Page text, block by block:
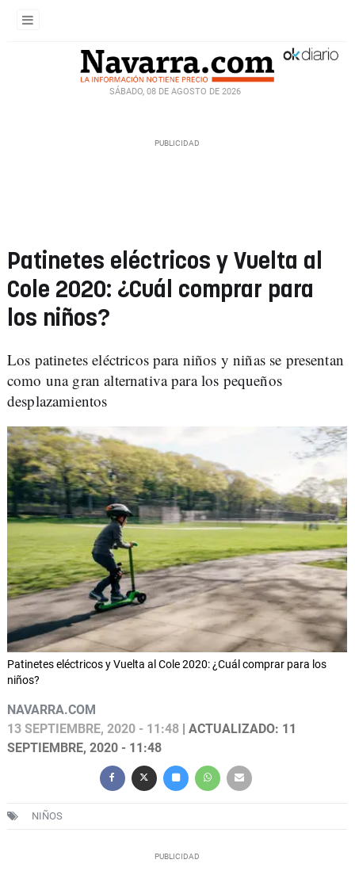
SÁBADO, 08 DE AGOSTO DE 2026
Patinetes eléctricos y Vuelta al
Cole 2020: ¿Cuál comprar para
los niños?
Los patinetes eléctricos para niños y niñas se presentan
como una gran alternativa para los pequeños
desplazamientos
Patinetes eléctricos y Vuelta al Cole 2020: ¿Cuál comprar para los
niños?
NAVARRA.COM
13 SEPTIEMBRE, 2020 - 11:48 | ACTUALIZADO: 11
SEPTIEMBRE, 2020 - 11:48
NIÑOS